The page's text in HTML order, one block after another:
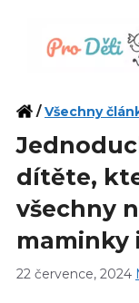
/Všechny
dítěte,
všechny
22 července, 2024